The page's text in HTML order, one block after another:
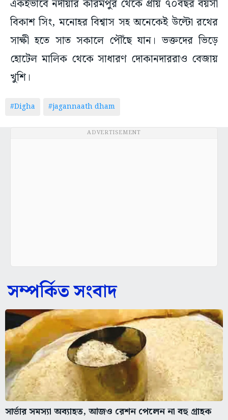
একইভাবে নদীয়ার করিমপুর থেকে প্রায় ৭০বছর বয়সী
বিকাশ সিং, মনোহর বিশ্বাস সহ অনেকেই উল্টো রথের
সাক্ষী হতে সাত সকালে পৌঁছে যান। ভক্তদের ভিড়ে
হোটেল মালিক থেকে সাধারণ দোকানদাররাও বেজায়
খুশি।
#Digha #jagannaath dham
ADVERTISEMENT
সম্পর্কিত সংবাদ
সার্ভার সমস্যা অব্যাহত, আজও রেশন পেলেন না বহু গ্রাহক